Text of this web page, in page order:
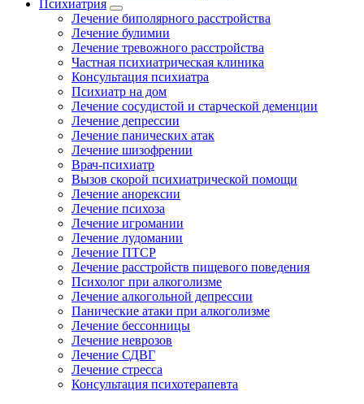
Психиатрия
Лечение биполярного расстройства
Лечение булимии
Лечение тревожного расстройства
Частная психиатрическая клиника
Консультация психиатра
Психиатр на дом
Лечение сосудистой и старческой деменции
Лечение депрессии
Лечение панических атак
Лечение шизофрении
Врач-психиатр
Вызов скорой психиатрической помощи
Лечение анорексии
Лечение психоза
Лечение игромании
Лечение лудомании
Лечение ПТСР
Лечение расстройств пищевого поведения
Психолог при алкоголизме
Лечение алкогольной депрессии
Панические атаки при алкоголизме
Лечение бессонницы
Лечение неврозов
Лечение СДВГ
Лечение стресса
Консультация психотерапевта